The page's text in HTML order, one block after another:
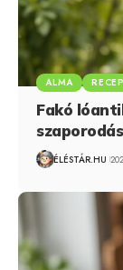
ALMA
Fakó
ÉLÉSTÁR.HU